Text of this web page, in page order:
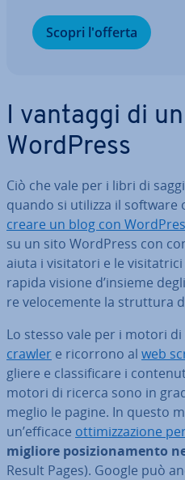
Scopri l'offerta
I vantaggi di
WordPress
Ciò che vale per i libri di
quando si utilizza il software
creare un blog con
su un sito WordPress con
aiuta i vi­si­ta­to­ri e le
rapida visione d’insieme
re ve­lo­ce­men­te la struttura
Lo stesso vale per i motori
crawler e ricorrono al web
glie­re e clas­si­fi­ca­re i
motori di ricerca sono in
meglio le pagine. In questo
un’efficace ot­ti­miz­za­zio­ne
migliore po­si­zio­na­men­to
Result Pages). Google può